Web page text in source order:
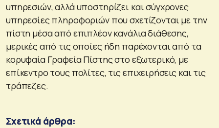
υπηρεσιών, αλλά υποστηρίζει και σύγχρονες
υπηρεσίες πληροφοριών που σχετίζονται με την
πίστη μέσα από επιπλέον κανάλια διάθεσης,
μερικές από τις οποίες ήδη παρέχονται από τα
κορυφαία Γραφεία Πίστης στο εξωτερικό, με
επίκεντρο τους πολίτες, τις επιχειρήσεις και τις
τράπεζες.
Σχετικά άρθρα: